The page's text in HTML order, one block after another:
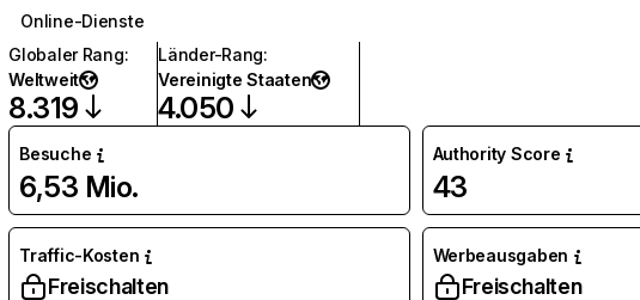
Online-Dienste
Globaler Rang:
Weltweit
8.319
Länder-Rang:
Vereinigte Staaten
4.050
Besuche
6,53 Mio.
Authority Score
43
Traffic-Kosten
Freischalten
Werbeausgaben
Freischalten